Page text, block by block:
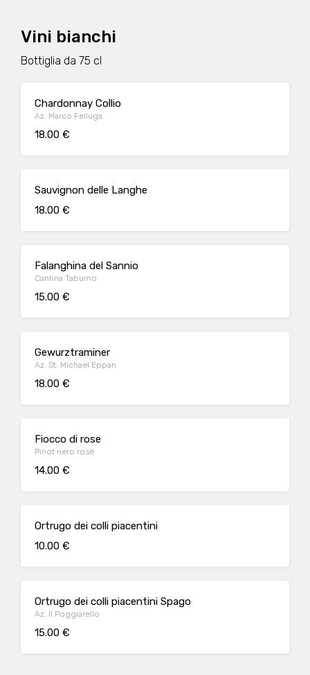
Vini bianchi
Bottiglia da 75 cl
Chardonnay Collio
Az. Marco Felluga
18.00 €
Sauvignon delle Langhe
18.00 €
Falanghina del Sannio
Cantina Taburno
15.00 €
Gewurztraminer
Az. St. Michael Eppan
18.00 €
Fiocco di rose
Pinot nero rosè
14.00 €
Ortrugo dei colli piacentini
10.00 €
Ortrugo dei colli piacentini Spago
Az. Il Poggiarello
15.00 €